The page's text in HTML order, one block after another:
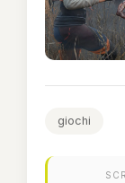
giochi